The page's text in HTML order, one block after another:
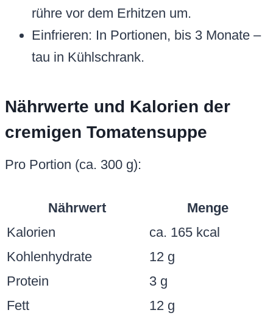
rühre vor dem Erhitzen um.
Einfrieren: In Portionen, bis 3 Monate –
tau in Kühlschrank.
Nährwerte und Kalorien der
cremigen Tomatensuppe
Pro Portion (ca. 300 g):
Nährwert
Menge
Kalorien
ca. 165 kcal
Kohlenhydrate
12 g
Protein
3 g
Fett
12 g